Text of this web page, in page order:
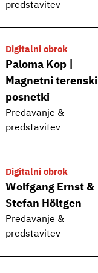
predstavitev
Digitalni obrok
Paloma Kop |
Magnetni terenski
posnetki
Predavanje &
predstavitev
Digitalni obrok
Wolfgang Ernst &
Stefan Höltgen
Predavanje &
predstavitev